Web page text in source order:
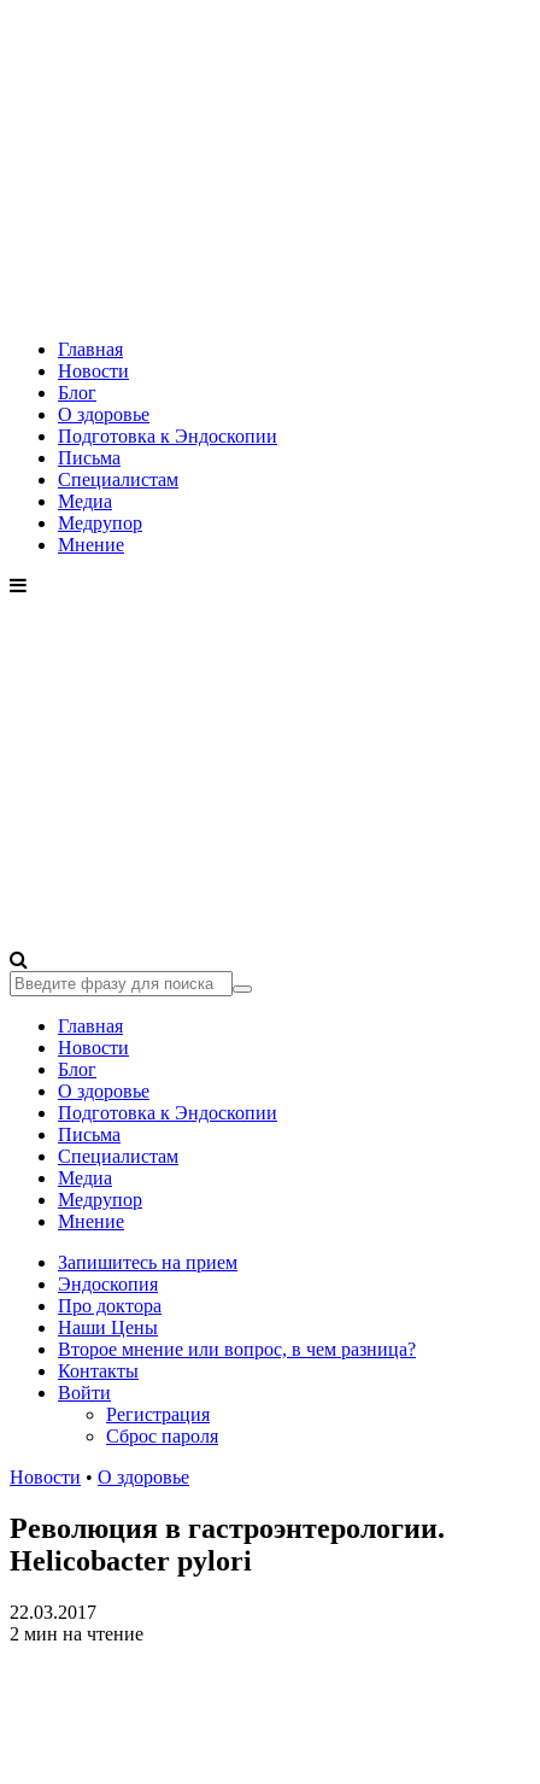
Главная
Новости
Блог
О здоровье
Подготовка к Эндоскопии
Письма
Специалистам
Медиа
Медрупор
Мнение
Главная
Новости
Блог
О здоровье
Подготовка к Эндоскопии
Письма
Специалистам
Медиа
Медрупор
Мнение
Запишитесь на прием
Эндоскопия
Про доктора
Наши Цены
Второе мнение или вопрос, в чем разница?
Контакты
Войти
Регистрация
Сброс пароля
Новости • О здоровье
Революция в гастроэнтерологии.
Helicobacter pylori
22.03.2017
2 мин на чтение